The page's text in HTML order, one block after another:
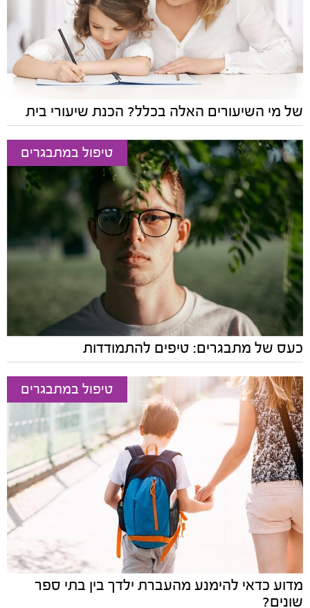
של מי השיעורים האלה בכלל? הכנת שיעורי בית
טיפול במתבגרים
כעס של מתבגרים: טיפים להתמודדות
טיפול במתבגרים
מדוע כדאי להימנע מהעברת ילדך בין בתי ספר
שונים?